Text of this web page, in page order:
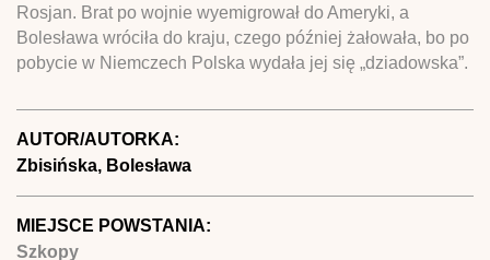
Rosjan. Brat po wojnie wyemigrował do Ameryki, a
Bolesława wróciła do kraju, czego później żałowała, bo po
pobycie w Niemczech Polska wydała jej się „dziadowska”.
AUTOR/AUTORKA:
Zbisińska, Bolesława
MIEJSCE POWSTANIA:
Szkopy